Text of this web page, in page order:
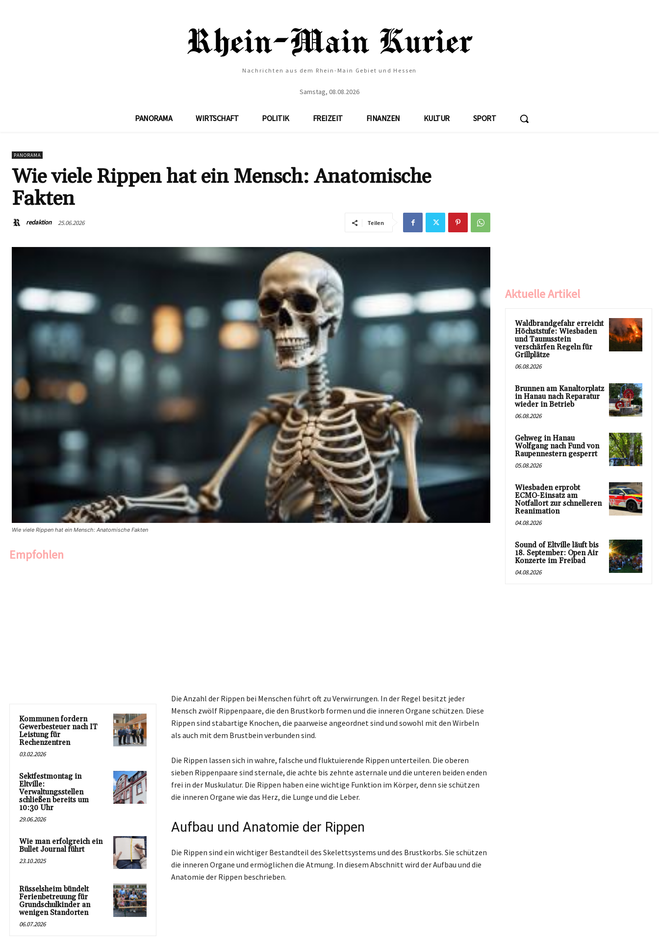
Nachrichten aus dem Rhein-Main Gebiet und Hessen
Samstag, 08.08.2026
PANORAMA WIRTSCHAFT POLITIK FREIZEIT FINANZEN KULTUR SPORT
PANORAMA
Wie viele Rippen hat ein Mensch: Anatomische
Fakten
redaktion 25.06.2026 Teilen
Wie viele Rippen hat ein Mensch: Anatomische Fakten
Empfohlen
Kommunen fordern
Gewerbesteuer nach IT
Leistung für
Rechenzentren
03.02.2026
Sektfestmontag in
Eltville:
Verwaltungsstellen
schließen bereits um
10:30 Uhr
29.06.2026
Wie man erfolgreich ein
Bullet Journal führt
23.10.2025
Rüsselsheim bündelt
Ferienbetreuung für
Grundschulkinder an
wenigen Standorten
06.07.2026
Die Anzahl der Rippen bei Menschen führt oft zu Verwirrungen. In der Regel besitzt jeder
Mensch zwölf Rippenpaare, die den Brustkorb formen und die inneren Organe schützen. Diese
Rippen sind stabartige Knochen, die paarweise angeordnet sind und sowohl mit den Wirbeln
als auch mit dem Brustbein verbunden sind.
Die Rippen lassen sich in wahre, falsche und fluktuierende Rippen unterteilen. Die oberen
sieben Rippenpaare sind sternale, die achte bis zehnte asternale und die unteren beiden enden
frei in der Muskulatur. Die Rippen haben eine wichtige Funktion im Körper, denn sie schützen
die inneren Organe wie das Herz, die Lunge und die Leber.
Aufbau und Anatomie der Rippen
Die Rippen sind ein wichtiger Bestandteil des Skelettsystems und des Brustkorbs. Sie schützen
die inneren Organe und ermöglichen die Atmung. In diesem Abschnitt wird der Aufbau und die
Anatomie der Rippen beschrieben.
Aktuelle Artikel
Waldbrandgefahr erreicht
Höchststufe: Wiesbaden
und Taunusstein
verschärfen Regeln für
Grillplätze
06.08.2026
Brunnen am Kanaltorplatz
in Hanau nach Reparatur
wieder in Betrieb
06.08.2026
Gehweg in Hanau
Wolfgang nach Fund von
Raupennestern gesperrt
05.08.2026
Wiesbaden erprobt
ECMO-Einsatz am
Notfallort zur schnelleren
Reanimation
04.08.2026
Sound of Eltville läuft bis
18. September: Open Air
Konzerte im Freibad
04.08.2026